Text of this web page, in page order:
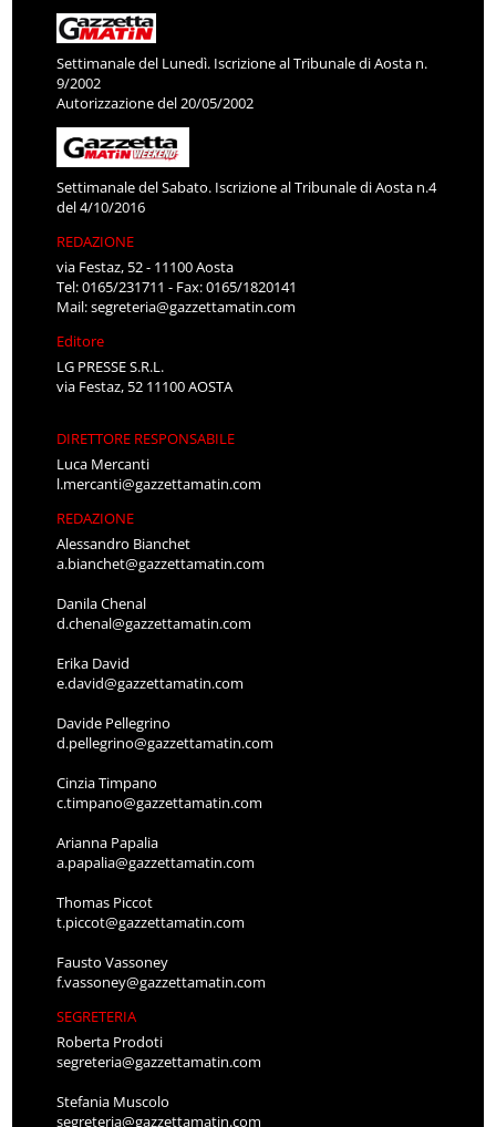
Settimanale del Lunedì. Iscrizione al Tribunale di Aosta n.
9/2002
Autorizzazione del 20/05/2002
Settimanale del Sabato. Iscrizione al Tribunale di Aosta n.4
del 4/10/2016
REDAZIONE
via Festaz, 52 - 11100 Aosta
Tel: 0165/231711 - Fax: 0165/1820141
Mail:segreteria@gazzettamatin.com
Editore
LG PRESSE S.R.L.
via Festaz, 52 11100 AOSTA
DIRETTORE RESPONSABILE
Luca Mercanti
l.mercanti@gazzettamatin.com
REDAZIONE
Alessandro Bianchet
a.bianchet@gazzettamatin.com
Danila Chenal
d.chenal@gazzettamatin.com
Erika David
e.david@gazzettamatin.com
Davide Pellegrino
d.pellegrino@gazzettamatin.com
Cinzia Timpano
c.timpano@gazzettamatin.com
Arianna Papalia
a.papalia@gazzettamatin.com
Thomas Piccot
t.piccot@gazzettamatin.com
Fausto Vassoney
f.vassoney@gazzettamatin.com
SEGRETERIA
Roberta Prodoti
segreteria@gazzettamatin.com
Stefania Muscolo
segreteria@gazzettamatin.com